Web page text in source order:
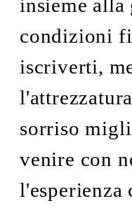
insieme alla
condizioni
iscriverti,
sorriso
venire con
l'esperienza